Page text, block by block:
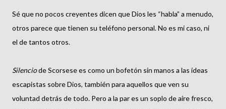
Sé que no pocos creyentes dicen que Dios les “habla” a menudo,
otros parece que tienen su teléfono personal. No es mi caso, ni
el de tantos otros.
Silenciode Scorsese es como un bofetón sin manos a las ideas
escapistas sobre Dios, también para aquellos que ven su
voluntad detrás de todo. Pero a la par es un soplo de aire fresco,